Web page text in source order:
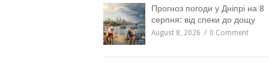
Прогноз погоди у Дніпрі на 8
серпня: від спеки до дощу
August 8, 2026 0 Comment